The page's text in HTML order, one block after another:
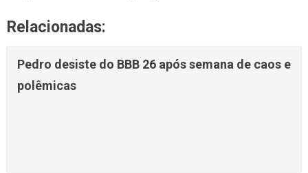
Relacionadas:
Pedro desiste do BBB 26 após semana de caos e
polêmicas